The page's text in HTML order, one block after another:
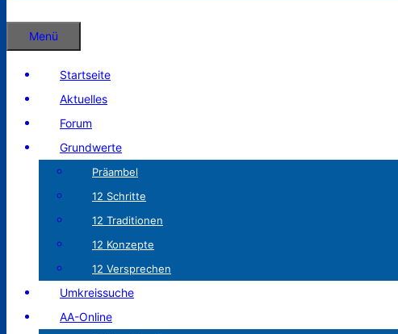
Menü
Startseite
Aktuelles
Forum
Grundwerte
Präambel
12 Schritte
12 Traditionen
12 Konzepte
12 Versprechen
Umkreissuche
AA-Online